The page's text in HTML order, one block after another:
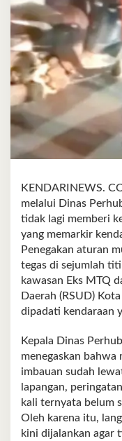
KENDARINEWS.
melalui Dinas
tidak lagi memberi
yang memarkir
Penegakan aturan
tegas di sejumlah
kawasan Eks MTQ
Daerah (RSUD)
dipadati kendaraan
Kepala Dinas
menegaskan bahwa
imbauan sudah
lapangan,
kali ternyata belum
Oleh karena itu,
kini dijalankan agar